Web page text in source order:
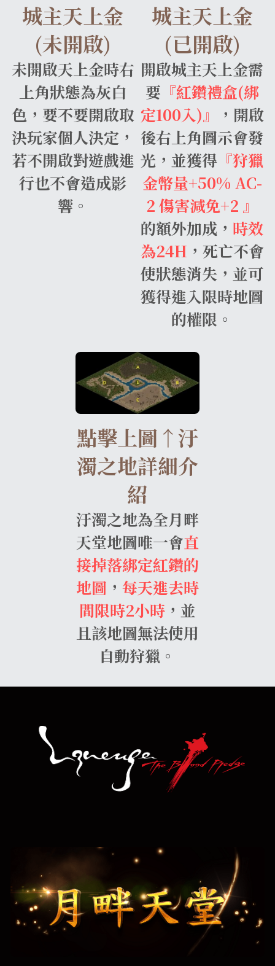
城主天上金
(未開啟)
未開啟天上金時右
上角狀態為灰白
色，要不要開啟取
決玩家個人決定，
若不開啟對遊戲進
行也不會造成影
響。
城主天上金
(已開啟)
開啟城主天上金需
要 『紅鑽禮盒(綁
定100入)』
，開啟
後右上角圖示會發
光，並獲得 『狩獵
金幣量+50% AC-
2 傷害減免+2 』
的額外加成， 時效
為24H ，死亡不會
使狀態消失，並可
獲得進入限時地圖
的權限。
點擊上圖↑汙
濁之地詳細介
紹
汙濁之地為全月畔
天堂地圖唯一會直
接掉落綁定紅鑽的
地圖 ， 每天進去時
間限時2小時，並
且該地圖無法使用
自動狩獵。